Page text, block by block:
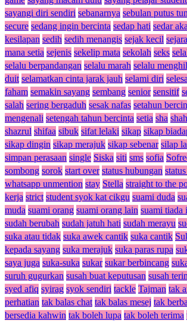
sayangi diri sendiri sebanarnya sebulan putus
secure sedang ingin bercinta sedap hati sedar
kesilapan sedih sedih menangis sejak kecil
mana setia sejenis sekelip mata sekolah seks
selalu berpandangan selalu marah selalu
duit selamatkan cinta jarak jauh selami diri selesa
faham semakin sayang sembang senior sensitif
salah sering bergaduh sesak nafas setahun
mengenali setengah tahun bercinta setia sha shah
shazrul shifaa sibuk sifat lelaki sikap sikap
sikap dingin sikap merajuk sikap sebenar silap
simpan perasaan single Siska siti sms sofia
sombong sorok start over status hubungan
whatsapp unmention stay Stella straight to the
kerja strict student syok kat cikgu suami duda
muda suami orang suami orang lain suami tiada
sudah berubah sudah jatuh hati sudah merayu
suka atau tidak suka awek cantik suka cantik
kepada sayang suka merajuk suka paras rupa
saya juga suka-suka sukar sukar berbincang
suruh gugurkan susah buat keputusan susah
syed afiq syirag syok sendiri tackle Tajman tak
perhatian tak balas chat tak balas mesej tak
bersedia kahwin tak boleh lupa tak boleh terima